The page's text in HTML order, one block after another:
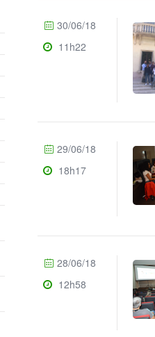
30/06/18
11h22
29/06/18
18h17
28/06/18
12h58